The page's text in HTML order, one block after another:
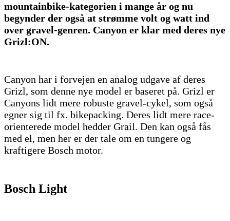
mountainbike-kategorien i mange år og nu
begynder der også at strømme volt og watt ind
over gravel-genren. Canyon er klar med deres nye
Grizl:ON.
Canyon har i forvejen en analog udgave af deres
Grizl, som denne nye model er baseret på. Grizl er
Canyons lidt mere robuste gravel-cykel, som også
egner sig til fx. bikepacking. Deres lidt mere race-
orienterede model hedder Grail. Den kan også fås
med el, men her er der tale om en tungere og
kraftigere Bosch motor.
Bosch Light